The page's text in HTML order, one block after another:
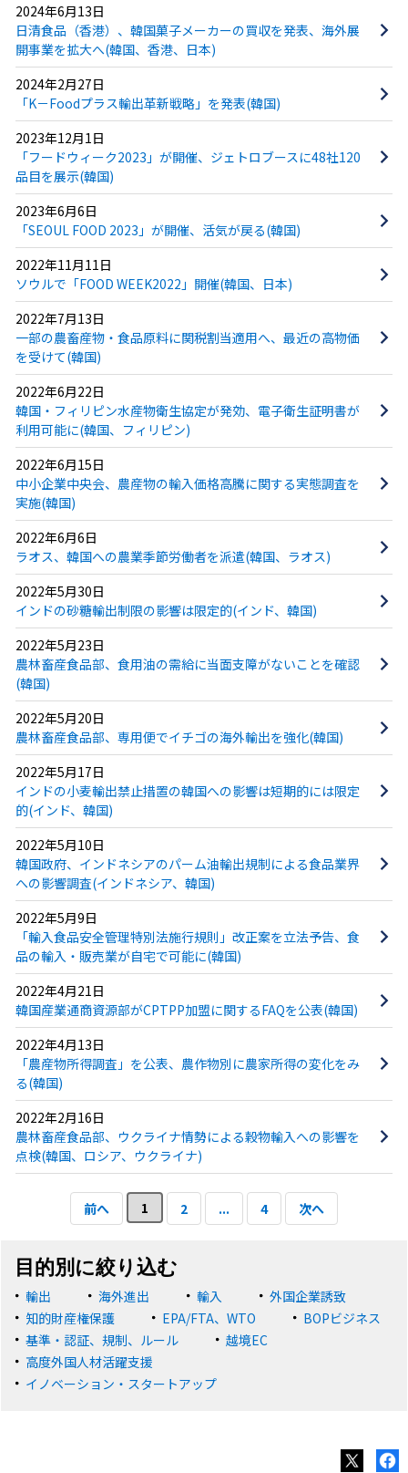
2024年6月13日
日清食品（香港）、韓国菓子メーカーの買収を発表、海外展
開事業を拡大へ(韓国、香港、日本)
2024年2月27日
「K－Foodプラス輸出革新戦略」を発表(韓国)
2023年12月1日
「フードウィーク2023」が開催、ジェトロブースに48社120
品目を展示(韓国)
2023年6月6日
「SEOUL FOOD 2023」が開催、活気が戻る(韓国)
2022年11月11日
ソウルで「FOOD WEEK2022」開催(韓国、日本)
2022年7月13日
一部の農畜産物・食品原料に関税割当適用へ、最近の高物価
を受けて(韓国)
2022年6月22日
韓国・フィリピン水産物衛生協定が発効、電子衛生証明書が
利用可能に(韓国、フィリピン)
2022年6月15日
中小企業中央会、農産物の輸入価格高騰に関する実態調査を
実施(韓国)
2022年6月6日
ラオス、韓国への農業季節労働者を派遣(韓国、ラオス)
2022年5月30日
インドの砂糖輸出制限の影響は限定的(インド、韓国)
2022年5月23日
農林畜産食品部、食用油の需給に当面支障がないことを確認
(韓国)
2022年5月20日
農林畜産食品部、専用便でイチゴの海外輸出を強化(韓国)
2022年5月17日
インドの小麦輸出禁止措置の韓国への影響は短期的には限定
的(インド、韓国)
2022年5月10日
韓国政府、インドネシアのパーム油輸出規制による食品業界
への影響調査(インドネシア、韓国)
2022年5月9日
「輸入食品安全管理特別法施行規則」改正案を立法予告、食
品の輸入・販売業が自宅で可能に(韓国)
2022年4月21日
韓国産業通商資源部がCPTPP加盟に関するFAQを公表(韓国)
2022年4月13日
「農産物所得調査」を公表、農作物別に農家所得の変化をみ
る(韓国)
2022年2月16日
農林畜産食品部、ウクライナ情勢による穀物輸入への影響を
点検(韓国、ロシア、ウクライナ)
前へ 1 2 ... 4 次へ
目的別に絞り込む
輸出 海外進出 輸入
外国企業誘致
知的財産権保護
EPA/FTA、WTO
BOPビジネス
基準・認証、規制、ルール
越境EC
高度外国人材活躍支援
イノベーション・スタートアップ